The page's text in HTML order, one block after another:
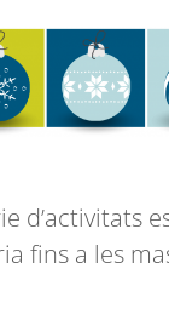
d’activitats
fins a les